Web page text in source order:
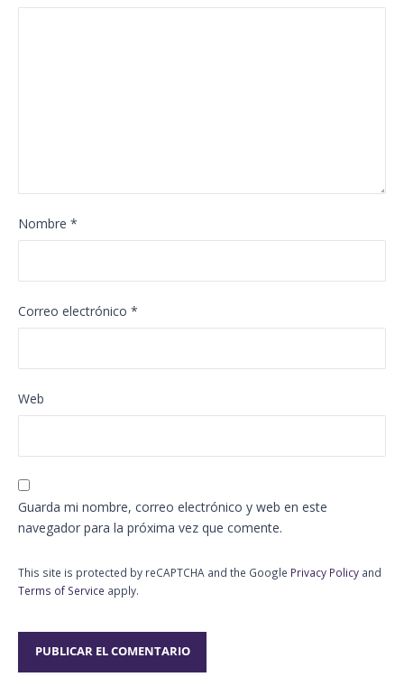
Nombre *
Correo electrónico *
Web
Guarda mi nombre, correo electrónico y web en este
navegador para la próxima vez que comente.
This site is protected by reCAPTCHA and the Google Privacy Policy and
Terms of Service apply.